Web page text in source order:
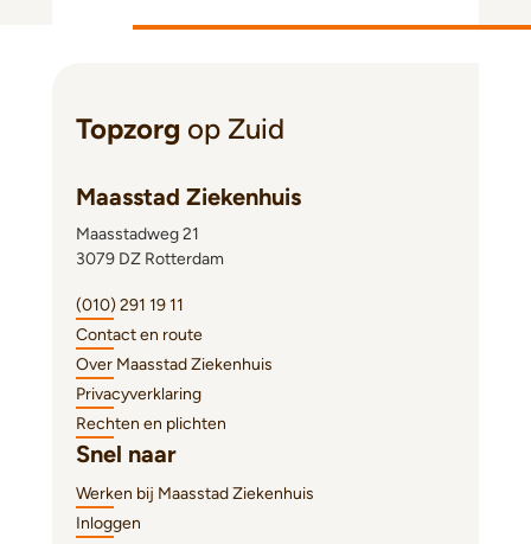
Topzorg op Zuid
Maasstad Ziekenhuis
Maasstadweg 21
3079 DZ Rotterdam
(010) 291 19 11
Contact en route
Over Maasstad Ziekenhuis
Privacyverklaring
Rechten en plichten
Snel naar
Werken bij Maasstad Ziekenhuis
Inloggen